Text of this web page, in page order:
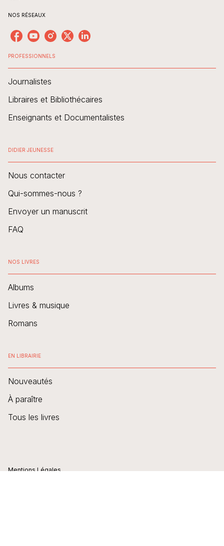
NOS RÉSEAUX
PROFESSIONNELS
Journalistes
Libraires et Bibliothécaires
Enseignants et Documentalistes
DIDIER JEUNESSE
Nous contacter
Qui-sommes-nous ?
Envoyer un manuscrit
FAQ
NOS LIVRES
Albums
Livres & musique
Romans
EN LIBRAIRIE
Nouveautés
À paraître
Tous les livres
Mentions Légales